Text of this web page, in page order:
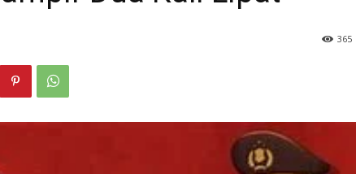
365